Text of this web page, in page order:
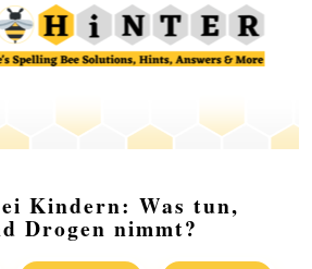
Kindern: Was tun,
Drogen nimmt?